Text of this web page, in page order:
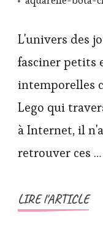
L'univers des
fasciner petits
intemporelles
Lego qui
à Internet, il
retrouver ces …
LIRE l'ARTICLE